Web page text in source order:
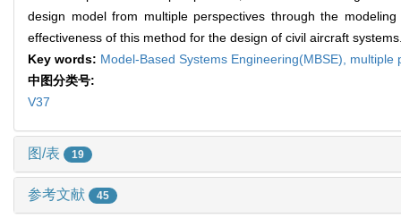
design model from multiple perspectives through the
effectiveness of this method for the design of civil aircraft
Key words: Model-Based Systems Engineering(MBSE), multiple
中图分类号:
V37
图/表 19
参考文献 45